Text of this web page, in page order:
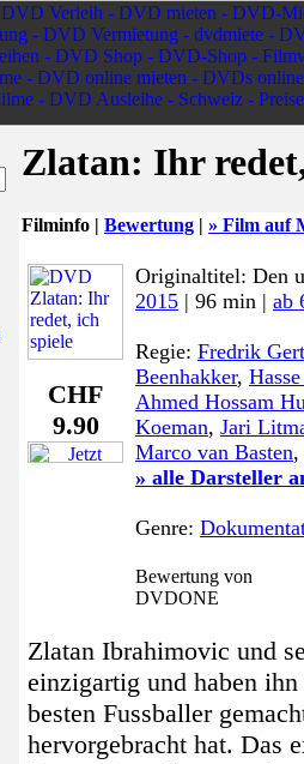
Zlatan: Ihr
Filminfo | Bewertung | » Film auf
CHF
9.90
Originaltitel: Den
2015 | 96 min | ab
Regie: Fredrik
Beenhakker,
Ahmed Hossam
Koeman, Jari
Marco van Basten,
» alle Darsteller
Genre:
Bewertung von
DVDONE
Zlatan Ibrahimovic und
einzigartig und haben
besten Fussballer
hervorgebracht hat.